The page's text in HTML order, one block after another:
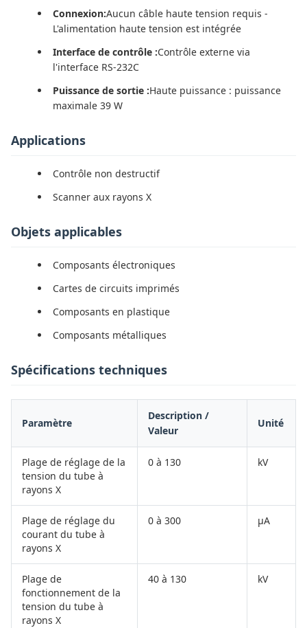
Connexion:Aucun câble haute tension requis -
L'alimentation haute tension est intégrée
Interface de contrôle :Contrôle externe via
l'interface RS-232C
Puissance de sortie :Haute puissance : puissance
maximale 39 W
Applications
Contrôle non destructif
Scanner aux rayons X
Objets applicables
Composants électroniques
Cartes de circuits imprimés
Composants en plastique
Composants métalliques
Spécifications techniques
Paramètre
Description /
Valeur
Unité
Plage de réglage de la
tension du tube à
rayons X
0 à 130 kV
Plage de réglage du
courant du tube à
rayons X
0 à 300 µA
Plage de
fonctionnement de la
tension du tube à
rayons X
40 à 130 kV